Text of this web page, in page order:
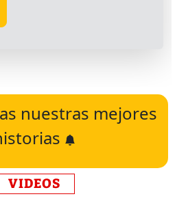
nuestras mejores
VIDEOS